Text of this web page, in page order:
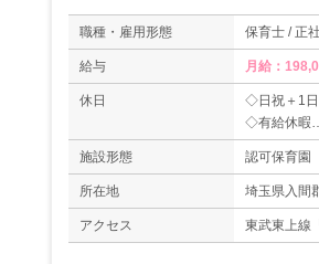
職種・雇用形態 保育士 / 正
給与 月給：
休日
◇日祝＋1日
◇有給休暇
◇介護休暇
◇産前産後
◇育児休暇
＊年間休日
施設形態 認可保育園
所在地 埼玉県入間
アクセス 東武東上線